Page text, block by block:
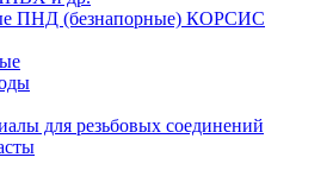
ПНД (безнапорные) КОРСИС
для резьбовых соединений